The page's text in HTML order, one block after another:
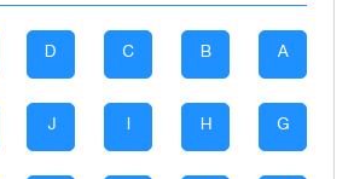
A
B
C
D
G
H
I
J